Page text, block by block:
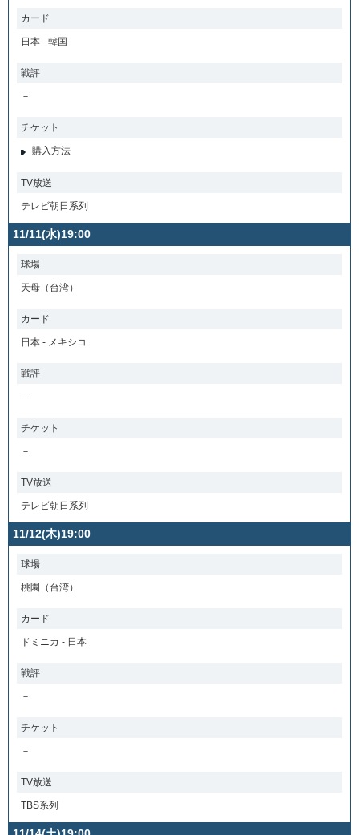
カード
日本 - 韓国
戦評
－
チケット
購入方法
TV放送
テレビ朝日系列
11/11(水)19:00
球場
天母（台湾）
カード
日本 - メキシコ
戦評
－
チケット
－
TV放送
テレビ朝日系列
11/12(木)19:00
球場
桃園（台湾）
カード
ドミニカ - 日本
戦評
－
チケット
－
TV放送
TBS系列